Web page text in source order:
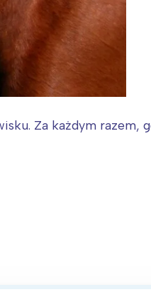
Za każdym razem,